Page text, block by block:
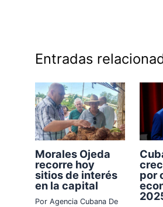
Entradas
Morales Ojeda
recorre hoy
sitios de interés
en la capital
PorAgencia Cubana De
por